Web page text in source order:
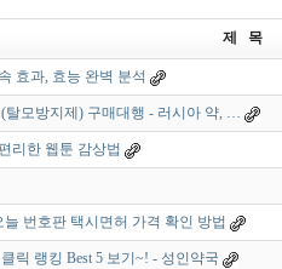
제 목
효과, 효능 완벽 분석
탈모방지제) 구매대행 - 러시아 약, …
리한 웹툰 감상법
번호판 택시면허 가격 확인 방법
릭 랭킹 Best 5 보기~! - 성인약국